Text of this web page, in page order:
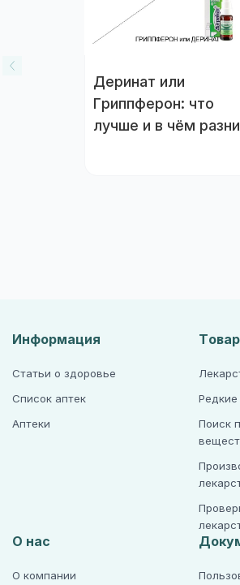
Деринат или
Гриппферон: что
лучше и в чём
Информация
Статьи о здоровье
Список аптек
Аптеки
Поиск
О нас
О компании